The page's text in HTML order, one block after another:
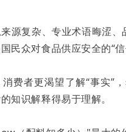
源复杂、专业术语晦涩
民众对食品供应安全的“信
费者更渴望了解“事实”
知识解释得易于理解。